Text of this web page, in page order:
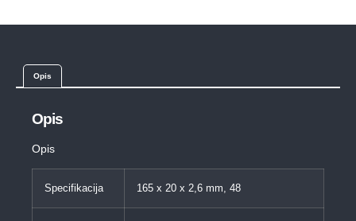
Opis
Opis
Opis
Specifikacija 165 x 20 x 2,6 mm, 48